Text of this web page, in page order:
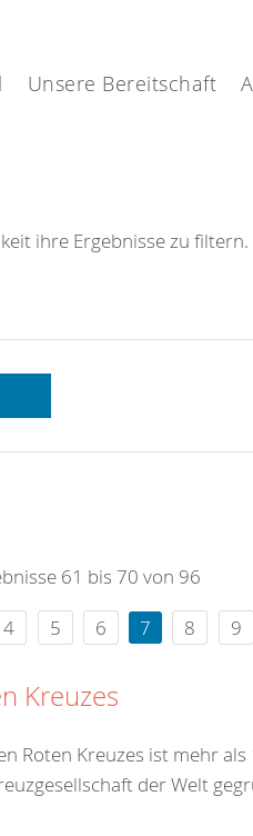
Unsere Bereitschaft
ihre Ergebnisse zu filtern.
61 bis 70 von 96
4 5 6 7 8 9
Kreuzes
Roten Kreuzes ist mehr
der Welt